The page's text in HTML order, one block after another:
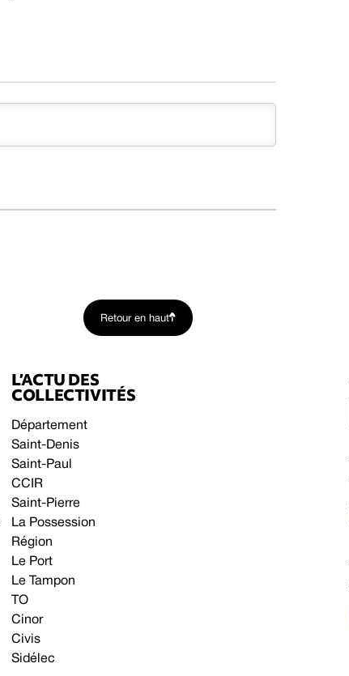
Retour en haut
L’ACTU DES
COLLECTIVITÉS
Département
Saint-Denis
Saint-Paul
CCIR
Saint-Pierre
La Possession
Région
Le Port
Le Tampon
TO
Cinor
Civis
Sidélec